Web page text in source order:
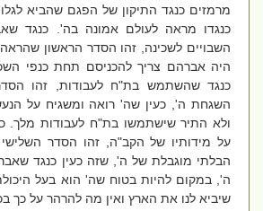
מרמזים כנגד התיקון של הפגם שהביא לגלות,
כנגדו מראה לעולם אמונה בה'. כנגד
השבויים לשכינה, זהו הסדר הראשון שהראה
היה אברהם צריך להכניסם תחת כנפי
כנגד שהשתמש בת"ח לעבודות, זהו הסדר
השגחת ה', כעין שה' רואה ומשגיח על
ולא התיר שישתמשו בת"ח לעבודות מלך.
על מידותיו של הקב"ה, זהו הסדר השלישי
הבלתי מוגבלת של ה', שזה כעין כנגד
ה', במקום להיות בטוח שה' הוא בעל היכולת
שיביא לנו את הארץ ואין מה להרהר על כך